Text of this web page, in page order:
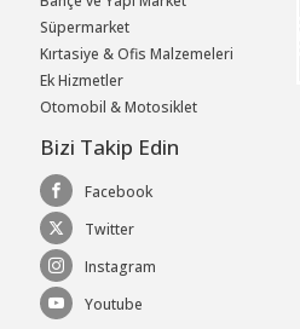
Süpermarket
Kırtasiye & Ofis Malzemeleri
Ek Hizmetler
Otomobil & Motosiklet
Bizi Takip Edin
Facebook
Twitter
Instagram
Youtube